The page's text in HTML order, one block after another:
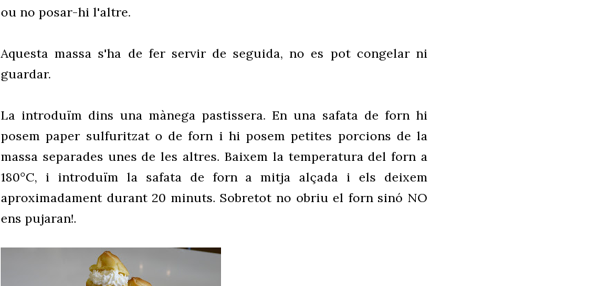
ou no posar-hi l'altre.
Aquesta massa s'ha de fer servir de seguida, no es pot congelar ni
guardar.
La introduïm dins una mànega pastissera. En una safata de forn hi
posem paper sulfuritzat o de forn i hi posem petites porcions de la
massa separades unes de les altres. Baixem la temperatura del forn a
180°C, i introduïm la safata de forn a mitja alçada i els deixem
aproximadament durant 20 minuts. Sobretot no obriu el forn sinó NO
ens pujaran!.